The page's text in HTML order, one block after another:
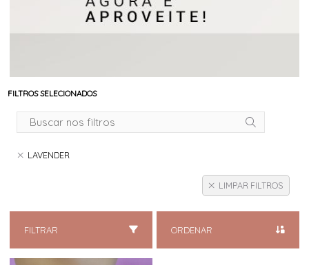
FILTROS SELECIONADOS
LAVENDER
LIMPAR FILTROS
FILTRAR ORDENAR